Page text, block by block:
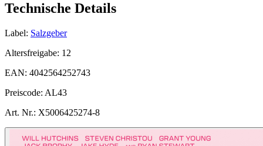
Technische Details
Label: Salzgeber
Altersfreigabe: 12
EAN: 4042564252743
Preiscode: AL43
Art. Nr.: X5006425274-8